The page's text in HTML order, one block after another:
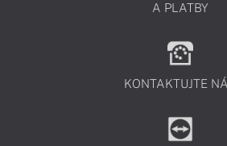
A PLATBY
KONTAKTUJTE